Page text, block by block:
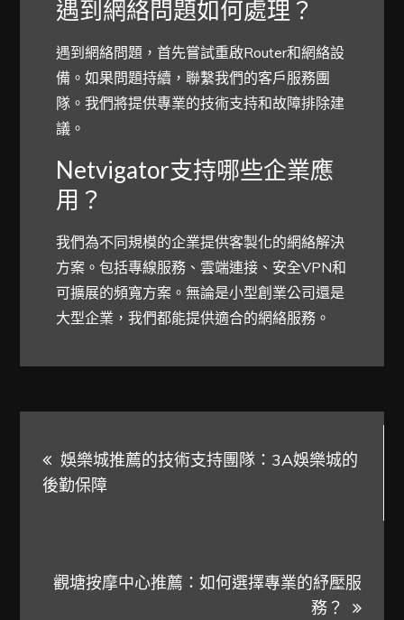
遇到網絡問題如何處理？
遇到網絡問題，首先嘗試重啟Router和網絡設
備。如果問題持續，聯繫我們的客戶服務團
隊。我們將提供專業的技術支持和故障排除建
議。
Netvigator支持哪些企業應
用？
我們為不同規模的企業提供客製化的網絡解決
方案。包括專線服務、雲端連接、安全VPN和
可擴展的頻寬方案。無論是小型創業公司還是
大型企業，我們都能提供適合的網絡服務。
章
覽
娛樂城推薦的技術支持團隊：3A娛樂城的
後勤保障
觀塘按摩中心推薦：如何選擇專業的紓壓服
務？